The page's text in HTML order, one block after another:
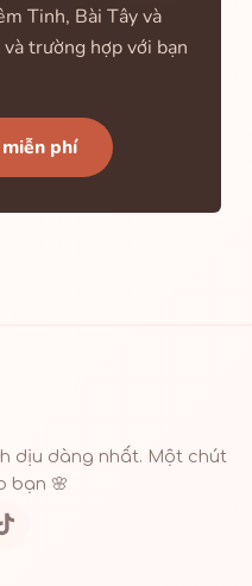
Tinh, Bài Tây và
trường hợp với bạn
phí
dịu dàng nhất. Một chút
bạn 🌸